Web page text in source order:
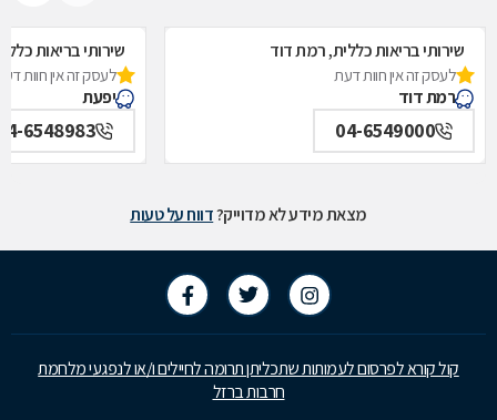
שירותי בריאות כללית, רמת דוד
לעסק זה אין חוות דעת
רמת דוד
04-6549000
שירותי בריאות
לעסק זה אין חוות
יפעת
6548983
מצאת מידע לא מדוייק?דווח על טעות
קול קורא לפרסום לעמותות שתכליתן תרומה לחיילים ו/או לנפגעי מלחמת
חרבות ברזל